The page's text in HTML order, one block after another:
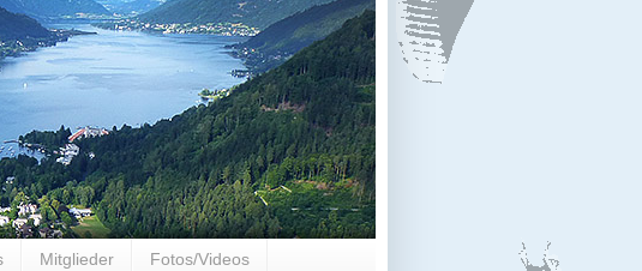
Mitglieder Fotos/Videos